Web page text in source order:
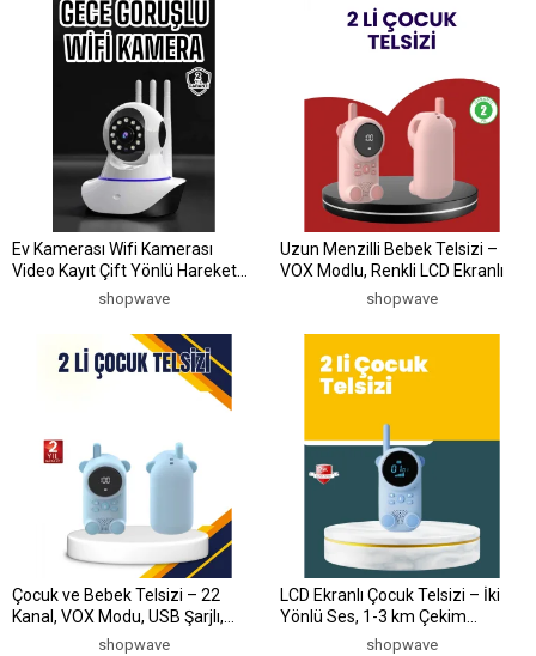
Ev Kamerası Wifi Kamerası
Video Kayıt Çift Yönlü Hareket
Sensörü Bebekshopwave
Uzun Menzilli Bebek Telsizi –
VOX Modlu, Renkli LCD Ekranlı
shopwave
Çocuk ve Bebek Telsizi – 22
Kanal, VOX Modu, USB Şarjlı,
Renkli Ekranshopwave
LCD Ekranlı Çocuk Telsizi – İki
Yönlü Ses, 1-3 km Çekim
shopwave